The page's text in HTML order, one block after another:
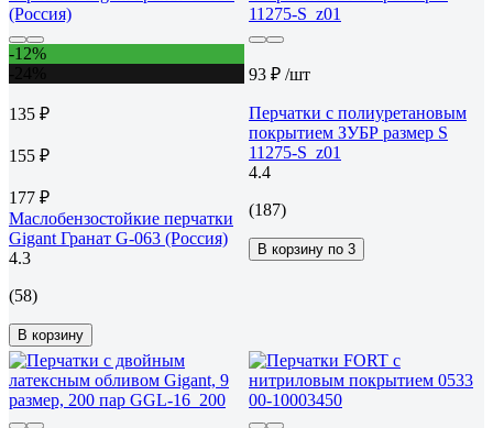
-12%
135 ₽
155 ₽
177 ₽
Маслобензостойкие перчатки
Gigant Гранат G-063 (Россия)
4.3
(58)
В корзину
93 ₽ /шт
Перчатки с полиуретановым
покрытием ЗУБР размер S
11275-S_z01
4.4
(187)
В корзину по 3